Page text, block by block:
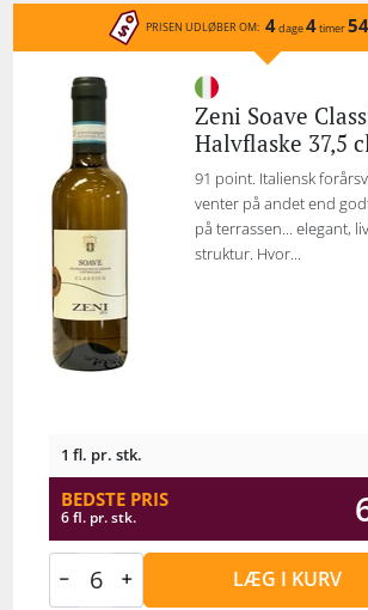
PRISEN UDLØBER OM: 4dage4timer54
Zeni Soave
Halvflaske 37,5
91 point. Italiensk
venter på andet end
på terrassen... elegant,
struktur. Hvor...
1 fl. pr. stk.
BEDSTE PRIS
6 fl. pr. stk.
LÆG I KURV